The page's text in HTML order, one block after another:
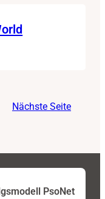
Nächste Seite
PsoNet